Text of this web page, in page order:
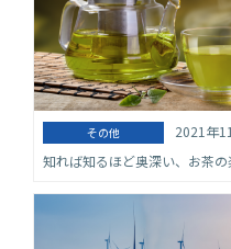
その他
2021年
知れば知るほど奥深い、お茶